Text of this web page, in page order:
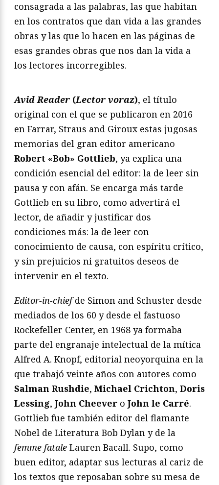
consagrada a las palabras, las que habitan
en los contratos que dan vida a las grandes
obras y las que lo hacen en las páginas de
esas grandes obras que nos dan la vida a
los lectores incorregibles.
Avid Reader (Lector voraz), el título
original con el que se publicaron en 2016
en Farrar, Straus and Giroux estas jugosas
memorias del gran editor americano
Robert «Bob» Gottlieb, ya explica una
condición esencial del editor: la de leer sin
pausa y con afán. Se encarga más tarde
Gottlieb en su libro, como advertirá el
lector, de añadir y justificar dos
condiciones más: la de leer con
conocimiento de causa, con espíritu crítico,
y sin prejuicios ni gratuitos deseos de
intervenir en el texto.
Editor-in-chiefde Simon and Schuster desde
mediados de los 60 y desde el fastuoso
Rockefeller Center, en 1968 ya formaba
parte del engranaje intelectual de la mítica
Alfred A. Knopf, editorial neoyorquina en la
que trabajó veinte años con autores como
Salman Rushdie, Michael Crichton, Doris
Lessing, John Cheever o John le Carré.
Gottlieb fue también editor del flamante
Nobel de Literatura Bob Dylan y de la
femme fatale Lauren Bacall. Supo, como
buen editor, adaptar sus lecturas al cariz de
los textos que reposaban sobre su mesa de